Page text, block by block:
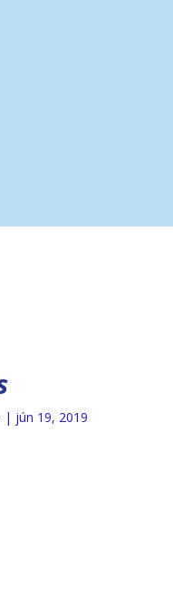
| jún 19, 2019